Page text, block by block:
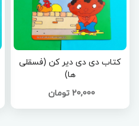
کتاب دی دی دیر کن (فسقلی
ها)
20,000 تومان